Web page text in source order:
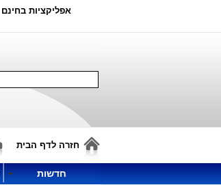
אפליקציות בחינם
חזרה לדף הבית
חדשות